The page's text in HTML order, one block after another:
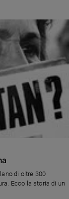
di oltre 300
Ecco la storia di un